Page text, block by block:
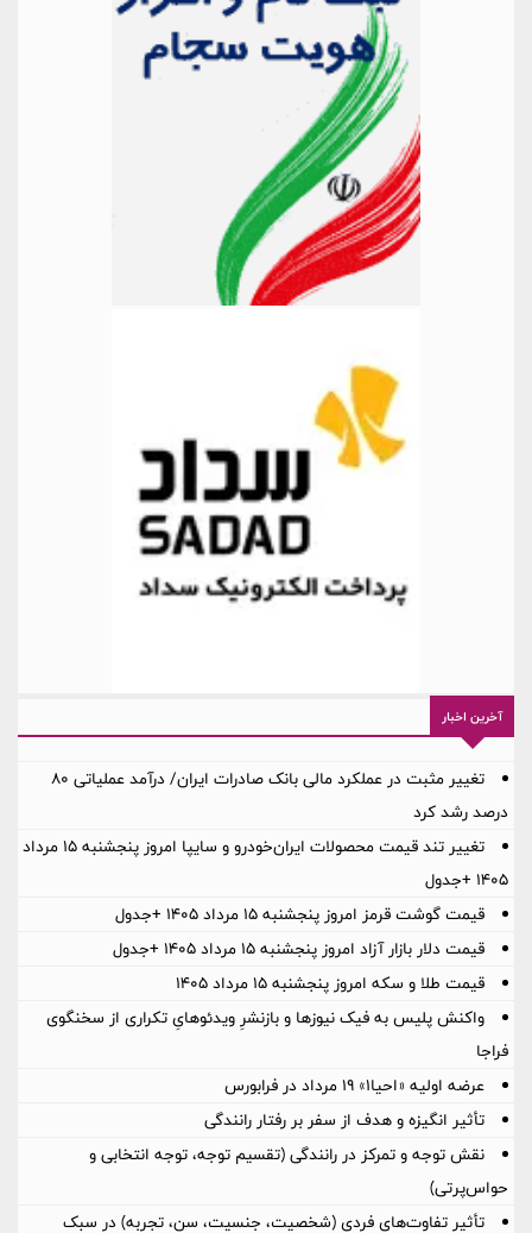
آخرین اخبار
تغییر مثبت در عملکرد مالی بانک صادرات ایران/ درآمد عملیاتی 80
درصد رشد کرد
تغییر تند قیمت محصولات ایران‌خودرو و سایپا امروز پنجشنبه ۱۵ مرداد
۱۴۰۵ +جدول
قیمت گوشت قرمز امروز پنجشنبه ۱۵ مرداد ۱۴۰۵ +جدول
قیمت دلار بازار آزاد امروز پنجشنبه ۱۵ مرداد ۱۴۰۵ +جدول
قیمت طلا و سکه امروز پنجشنبه ۱۵ مرداد ۱۴۰۵
واکنش پلیس به فیک نیوزها و بازنشرِ ویدئوهایِ تکراری از سخنگوی
فراجا
عرضه اولیه «احیا۱» ۱۹ مرداد در فرابورس
تأثیر انگیزه و هدف از سفر بر رفتار رانندگی
نقش توجه و تمرکز در رانندگی (تقسیم توجه، توجه انتخابی و
حواس‌پرتی)
تأثیر تفاوت‌های فردی (شخصیت، جنسیت، سن، تجربه) در سبک